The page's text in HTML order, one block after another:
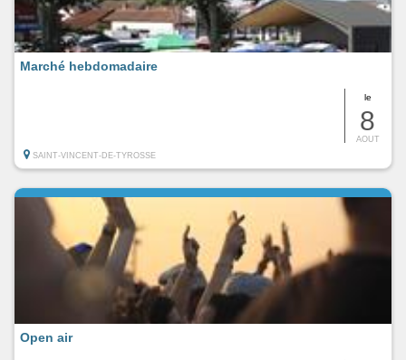
le
8
AOUT
Marché hebdomadaire
SAINT-VINCENT-DE-TYROSSE
Open air